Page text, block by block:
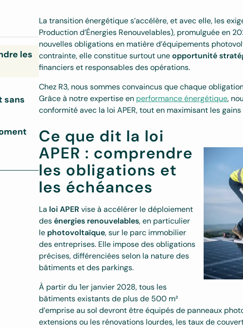
les
: les
sans
La transition énergétique s’accélère, et avec elle, les
Production d’Énergies Renouvelables), promulguée en
nouvelles obligations en matière d’équipements
contrainte, elle constitue surtout uneopportunité
financiers et responsables des opérations.
Chez R3, nous sommes convaincus que chaque
Grâce à notre expertise en performance énergétique,
conformité avec la loi APER, tout en maximisant les
Ce que dit la loi
APER : comprendre
les obligations et
les échéances
La loi APERvise à accélérer le déploiement
desénergies renouvelables, en particulier
le photovoltaïque, sur le parc immobilier
des entreprises. Elle impose des obligations
précises, différenciées selon la nature des
bâtiments et des parkings.
À partir du 1er janvier 2028, tous les
bâtiments existants de plus de 500 m²
d’emprise au sol devront être équipés de panneaux
extensions ou les rénovations lourdes, les taux de